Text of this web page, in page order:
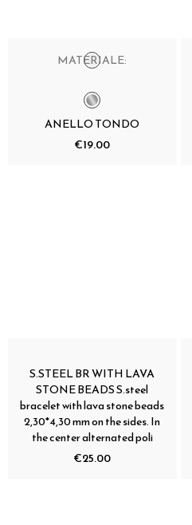
MATERIALE:
ANELLO TONDO
€19.00
S.STEEL BR WITH LAVA
STONE BEADS S.steel
bracelet with lava stone beads
2,30*4,30 mm on the sides. In
the center alternated poli
€25.00